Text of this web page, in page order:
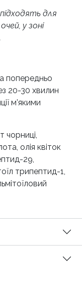
для
у зоні
попередньо
20-30 хвилин
м’якими
чорниці,
олія квіток
29,
трипептид-1,